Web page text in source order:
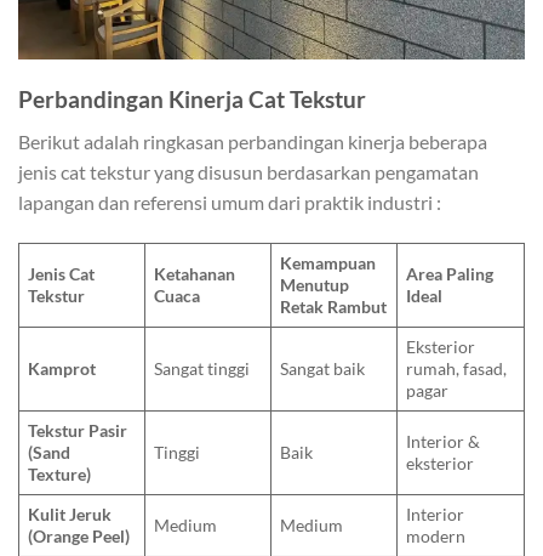
Perbandingan Kinerja Cat Tekstur
Berikut adalah ringkasan perbandingan kinerja beberapa
jenis cat tekstur yang disusun berdasarkan pengamatan
lapangan dan referensi umum dari praktik industri :
Jenis Cat
Tekstur
Ketahanan
Cuaca
Kemampuan
Menutup
Retak Rambut
Area Paling
Ideal
Kamprot Sangat tinggi Sangat baik
Eksterior
rumah, fasad,
pagar
Tekstur Pasir
(Sand
Texture)
Tinggi Baik
Interior &
eksterior
Kulit Jeruk
(Orange Peel)
Medium Medium
Interior
modern